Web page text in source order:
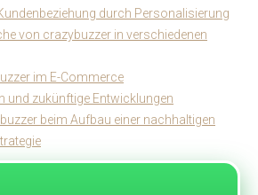
durch Personalisierung
von crazybuzzer in verschiedenen
im E-Commerce
und zukünftige Entwicklungen
beim Aufbau einer nachhaltigen